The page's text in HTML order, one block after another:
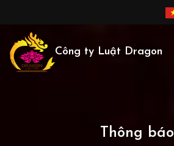
Công ty Luật Dragon
Thông báo